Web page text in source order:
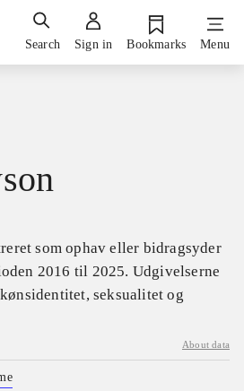
Search Sign in Bookmarks Menu
som ophav eller bidragsyder
2016 til 2025. Udgivelserne
seksualitet og
About data